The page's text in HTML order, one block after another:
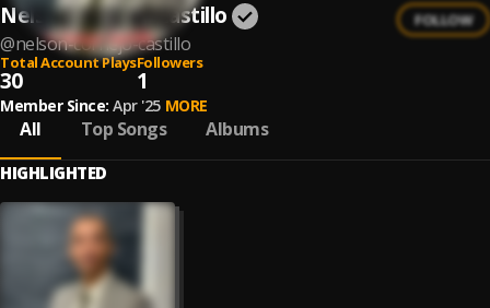
Nelson Cornejo Castillo
@nelson-cornejo-castillo
FOLLOW
Total Account Plays
30
Followers
1
Member Since: Apr '25 MORE
All Top Songs Albums
HIGHLIGHTED